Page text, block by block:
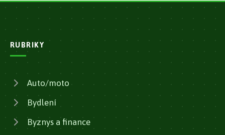
RUBRIKY
Auto/moto
Bydlení
Byznys a finance